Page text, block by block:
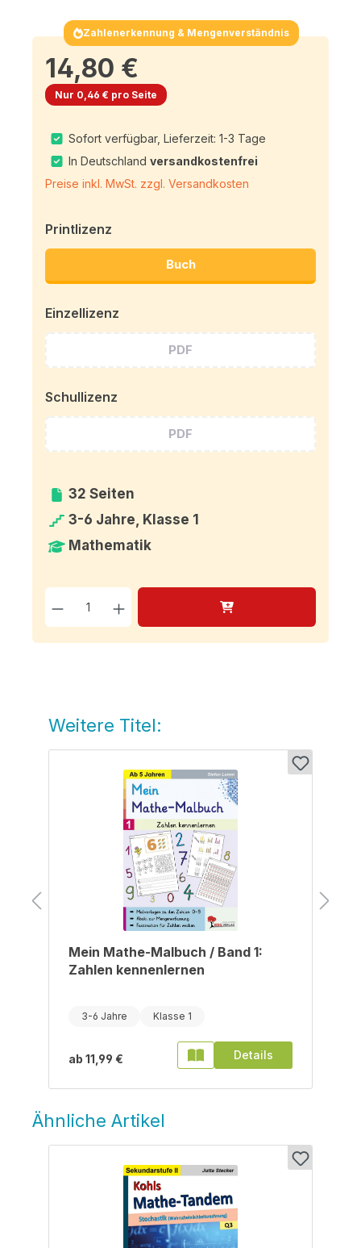
Zahlenerkennung & Mengenverständnis
14,80 €
Nur 0,46 € pro Seite
Sofort verfügbar, Lieferzeit: 1-3 Tage
In Deutschlandversandkostenfrei
Preise inkl. MwSt. zzgl. Versandkosten
Printlizenz
Buch
Einzellizenz
PDF
Schullizenz
PDF
32 Seiten
3-6 Jahre, Klasse 1
Mathematik
Produkt Anzahl: Gib den
Produktgalerie überspringen
Weitere Titel:
Mein Mathe-Malbuch / Band 1:
Zahlen kennenlernen
3-6 Jahre Klasse 1
ab 11,99 € Details
Ähnliche Artikel